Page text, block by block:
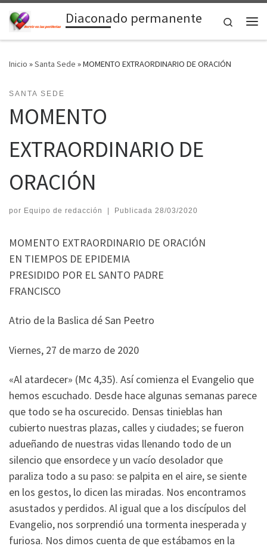
Saltar al contenidoDiaconado permanente
Search
Inicio »Santa Sede »MOMENTO EXTRAORDINARIO DE ORACIÓN
SANTA SEDE
MOMENTO
EXTRAORDINARIO DE
ORACIÓN
por Equipo de redacción | Publicada 28/03/2020
MOMENTO EXTRAORDINARIO DE ORACIÓN
EN TIEMPOS DE EPIDEMIA
PRESIDIDO POR EL SANTO PADRE
FRANCISCO
Atrio de la Baslica dé San Peetro
Viernes, 27 de marzo de 2020
«Al atardecer» (Mc 4,35). Así comienza el Evangelio que
hemos escuchado. Desde hace algunas semanas parece
que todo se ha oscurecido. Densas tinieblas han
cubierto nuestras plazas, calles y ciudades; se fueron
adueñando de nuestras vidas llenando todo de un
silencio que ensordece y un vacío desolador que
paraliza todo a su paso: se palpita en el aire, se siente
en los gestos, lo dicen las miradas. Nos encontramos
asustados y perdidos. Al igual que a los discípulos del
Evangelio, nos sorprendió una tormenta inesperada y
furiosa. Nos dimos cuenta de que estábamos en la